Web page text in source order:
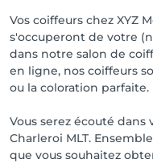
Vos coiffeurs chez XYZ
s'occuperont de votre
dans notre salon de
en ligne, nos coiffeurs
ou la coloration parfaite.
Vous serez écouté dans
Charleroi MLT.
que vous souhaitez